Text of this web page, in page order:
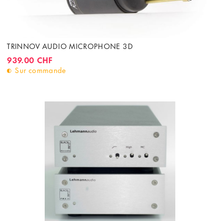
TRINNOV AUDIO MICROPHONE 3D
939.00 CHF
Sur commande